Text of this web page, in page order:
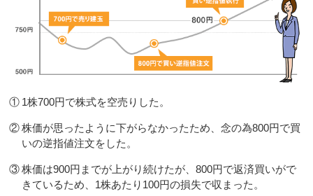
① 1株700円で株式を空売りした。
② 株価が思ったように下がらなかったため、念の為800円で買
いの逆指値注文をした。
③ 株価は900円までが上がり続けたが、800円で返済買いがで
きているため、1株あたり100円の損失で収まった。